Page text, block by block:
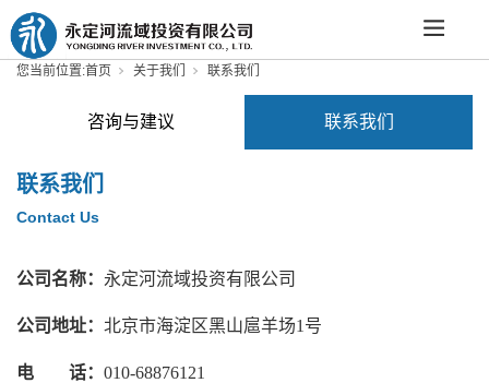
您当前位置:首页 关于我们 联系我们
咨询与建议 联系我们
联系我们
Contact Us
公司名称： 永定河流域投资有限公司
公司地址： 北京市海淀区黑山扈羊场1号
电 话： 010-68876121